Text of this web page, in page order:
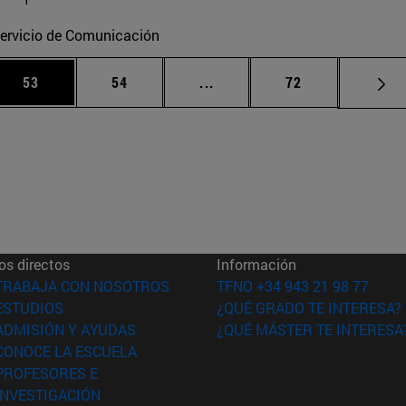
de Comunicación
TAB para desplazarse.
Página
53 Página
54 ... Páginas intermedias Use
Página
72
directos
CON NOSOTROS (abre en nueva ventana)
(abre en nueva ventana)
Y AYUDAS (abre en nueva ventana)
LA ESCUELA(abre en nueva ventana)
E
Información
TFNO +34 943 21 98 77
¿QUÉ GRADO TE INTERESA?
¿QUÉ MÁSTER TE